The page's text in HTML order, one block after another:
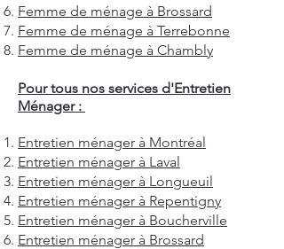
Femme de ménage à Brossard
Femme de ménage à Terrebonne
Femme de ménage à Chambly
Pour tous nos services d'Entretien
Ménager :
Entretien ménager à Montréal
Entretien ménager à Laval
Entretien ménager à Longueuil
Entretien ménager à Repentigny
Entretien ménager à Boucherville
Entretien ménager à Brossard